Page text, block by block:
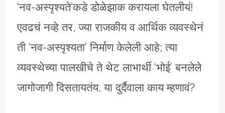
‘नव-अस्पृश्यते’कडे डोळेझाक करायला घेतलीयं!
एवढचं नव्हे तर, ज्या राजकीय व आर्थिक व्यवस्थेनं
ती ‘नव-अस्पृश्यता’ निर्माण केलेली आहे; त्या
व्यवस्थेच्या पालखीचे ते थेट लाभार्थी ‘भोई’ बनलेले
जागोजागी दिसतायतंय, या दुर्दैवाला काय म्हणावं?